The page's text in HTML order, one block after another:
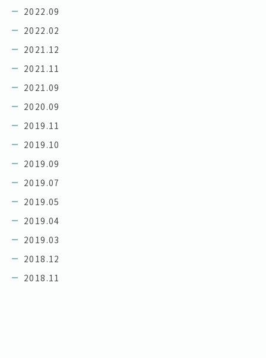
2022.09
2022.02
2021.12
2021.11
2021.09
2020.09
2019.11
2019.10
2019.09
2019.07
2019.05
2019.04
2019.03
2018.12
2018.11